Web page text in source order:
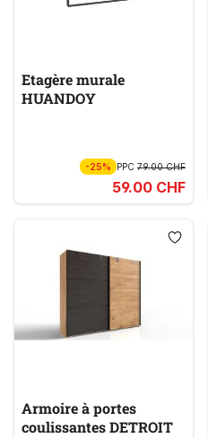
Etagère murale
HUANDOY
-25% PPC 79.00 CHF
59.00 CHF
Armoire à portes
coulissantes DETROIT